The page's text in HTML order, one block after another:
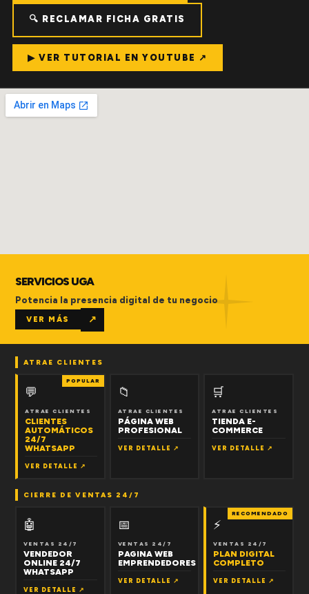
🔍 RECLAMAR FICHA GRATIS
▶ VER TUTORIAL EN YOUTUBE ↗
SERVICIOS UGA
Potencia la presencia digital de tu negocio
VER MÁS ↗
ATRAE CLIENTES
POPULAR
💬
ATRAE CLIENTES
CLIENTES
AUTOMÁTICOS
24/7
WHATSAPP
VER DETALLE ↗
📁
ATRAE CLIENTES
PÁGINA WEB
PROFESIONAL
VER DETALLE ↗
🛒
ATRAE CLIENTES
TIENDA E-
COMMERCE
VER DETALLE ↗
CIERRE DE VENTAS 24/7
🤖
VENTAS 24/7
VENDEDOR
ONLINE 24/7
WHATSAPP
VER DETALLE ↗
📅
VENTAS 24/7
PAGINA WEB
EMPRENDEDORES
VER DETALLE ↗
RECOMENDADO
⚡
VENTAS 24/7
PLAN DIGITAL
COMPLETO
VER DETALLE ↗